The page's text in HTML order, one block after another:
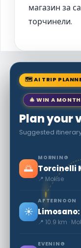
магазин за
торчинели.
🗺 AI TRIP
🎄 WIN A
Plan your
Suggested
🌅
MORNING
Torcinelli
📍 Molise
☀️
AFTERNOON
📍 10.9 km ·
EVENING